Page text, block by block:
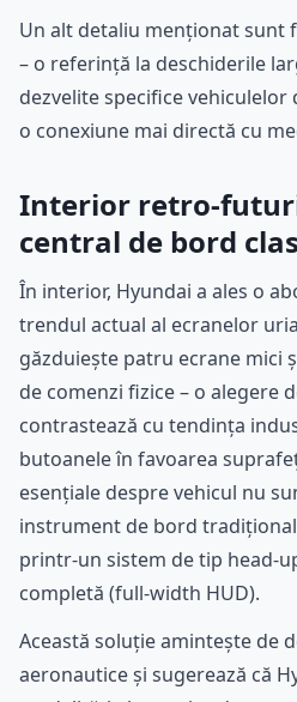
Un alt detaliu menționat sunt
– o referință la deschiderile
dezvelite specifice
o conexiune mai directă cu
Interior retro-
central de bord
În interior, Hyundai a ales o
trendul actual al ecranelor
găzduiește patru ecrane mici
de comenzi fizice – o alegere
contrastează cu tendința
butoanele în favoarea
esențiale despre vehicul nu
instrument de bord
printr-un sistem de tip head-
completă (full-width HUD).
Această soluție amintește de
aeronautice și sugerează că